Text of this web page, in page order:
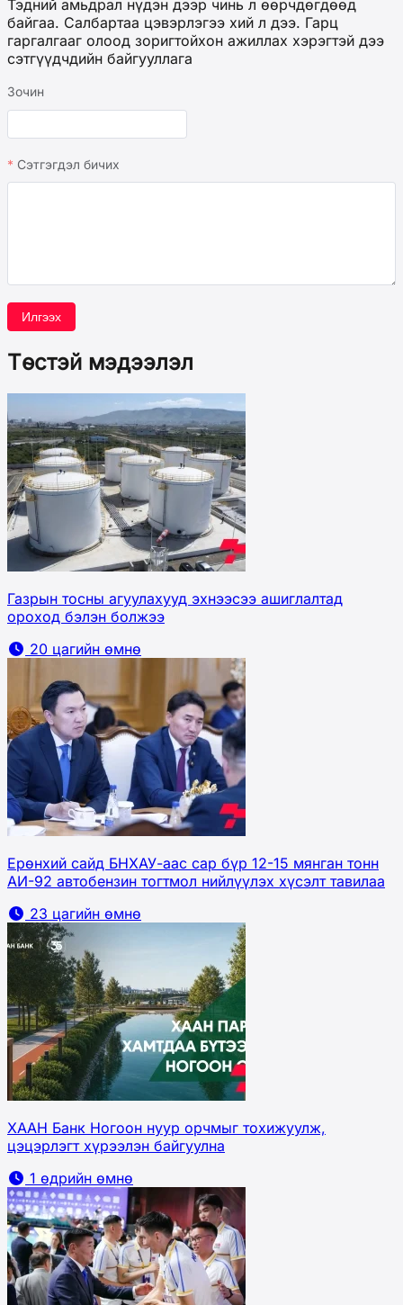
Тэдний амьдрал нүдэн дээр чинь л өөрчдөгдөөд
байгаа. Салбартаа цэвэрлэгээ хий л дээ. Гарц
гаргалгааг олоод зоригтойхон ажиллах хэрэгтэй дээ
сэтгүүдчдийн байгууллага
Зочин
Сэтгэгдэл бичих
Илгээх
Төстэй мэдээлэл
Газрын тосны агуулахууд эхнээсээ ашиглалтад
ороход бэлэн болжээ
20 цагийн өмнө
Ерөнхий сайд БНХАУ-аас сар бүр 12-15 мянган тонн
АИ-92 автобензин тогтмол нийлүүлэх хүсэлт тавилаа
23 цагийн өмнө
ХААН Банк Ногоон нуур орчмыг тохижуулж,
цэцэрлэгт хүрээлэн байгуулна
1 өдрийн өмнө